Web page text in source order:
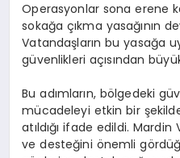
Operasyonlar sona erene
sokağa çıkma yasağının
Vatandaşların bu yasağa
güvenlikleri açısından
Bu adımların, bölgedeki
mücadeleyi etkin bir
atıldığı ifade edildi.
ve desteğini önemli